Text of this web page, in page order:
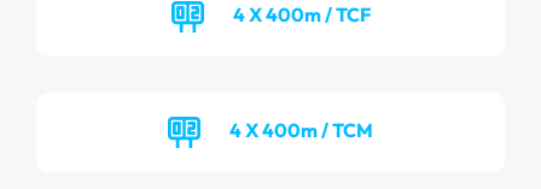
4 X 400m / TCF
4 X 400m / TCM